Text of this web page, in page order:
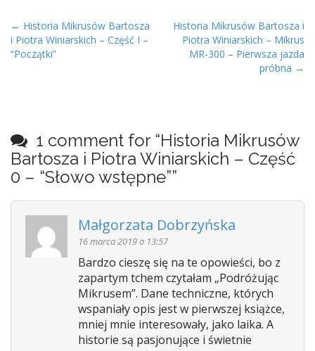
P
o
s
v
i
g
← Historia Mikrusów Bartosza
i Piotra Winiarskich – Część I –
“Początki”
Historia Mikrusów Bartosza i
Piotra Winiarskich – Mikrus
MR-300 – Pierwsza jazda
próbna →
1 comment for “Historia Mikrusów
Bartosza i Piotra Winiarskich – Część
0 – “Słowo wstępne””
Małgorzata Dobrzyńska
16 marca 2019 o 13:57
Bardzo cieszę się na te opowieści, bo z
zapartym tchem czytałam „Podróżując
Mikrusem”. Dane techniczne, których
wspaniały opis jest w pierwszej książce,
mniej mnie interesowały, jako laika. A
historie są pasjonujące i świetnie